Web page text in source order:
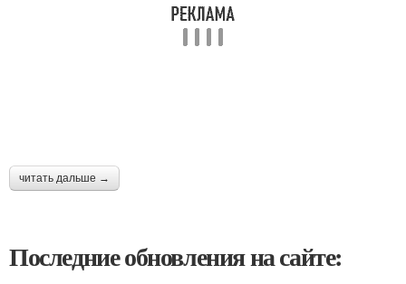
читать дальше →
Последние обновления на сайте: